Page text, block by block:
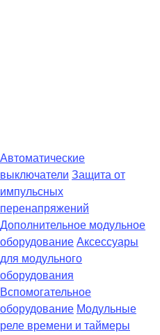
Автоматические
выключатели Защита от
импульсных
перенапряжений
Дополнительное модульное
оборудование Аксессуары
для модульного
оборудования
Вспомогательное
оборудование Модульные
реле времени и таймеры